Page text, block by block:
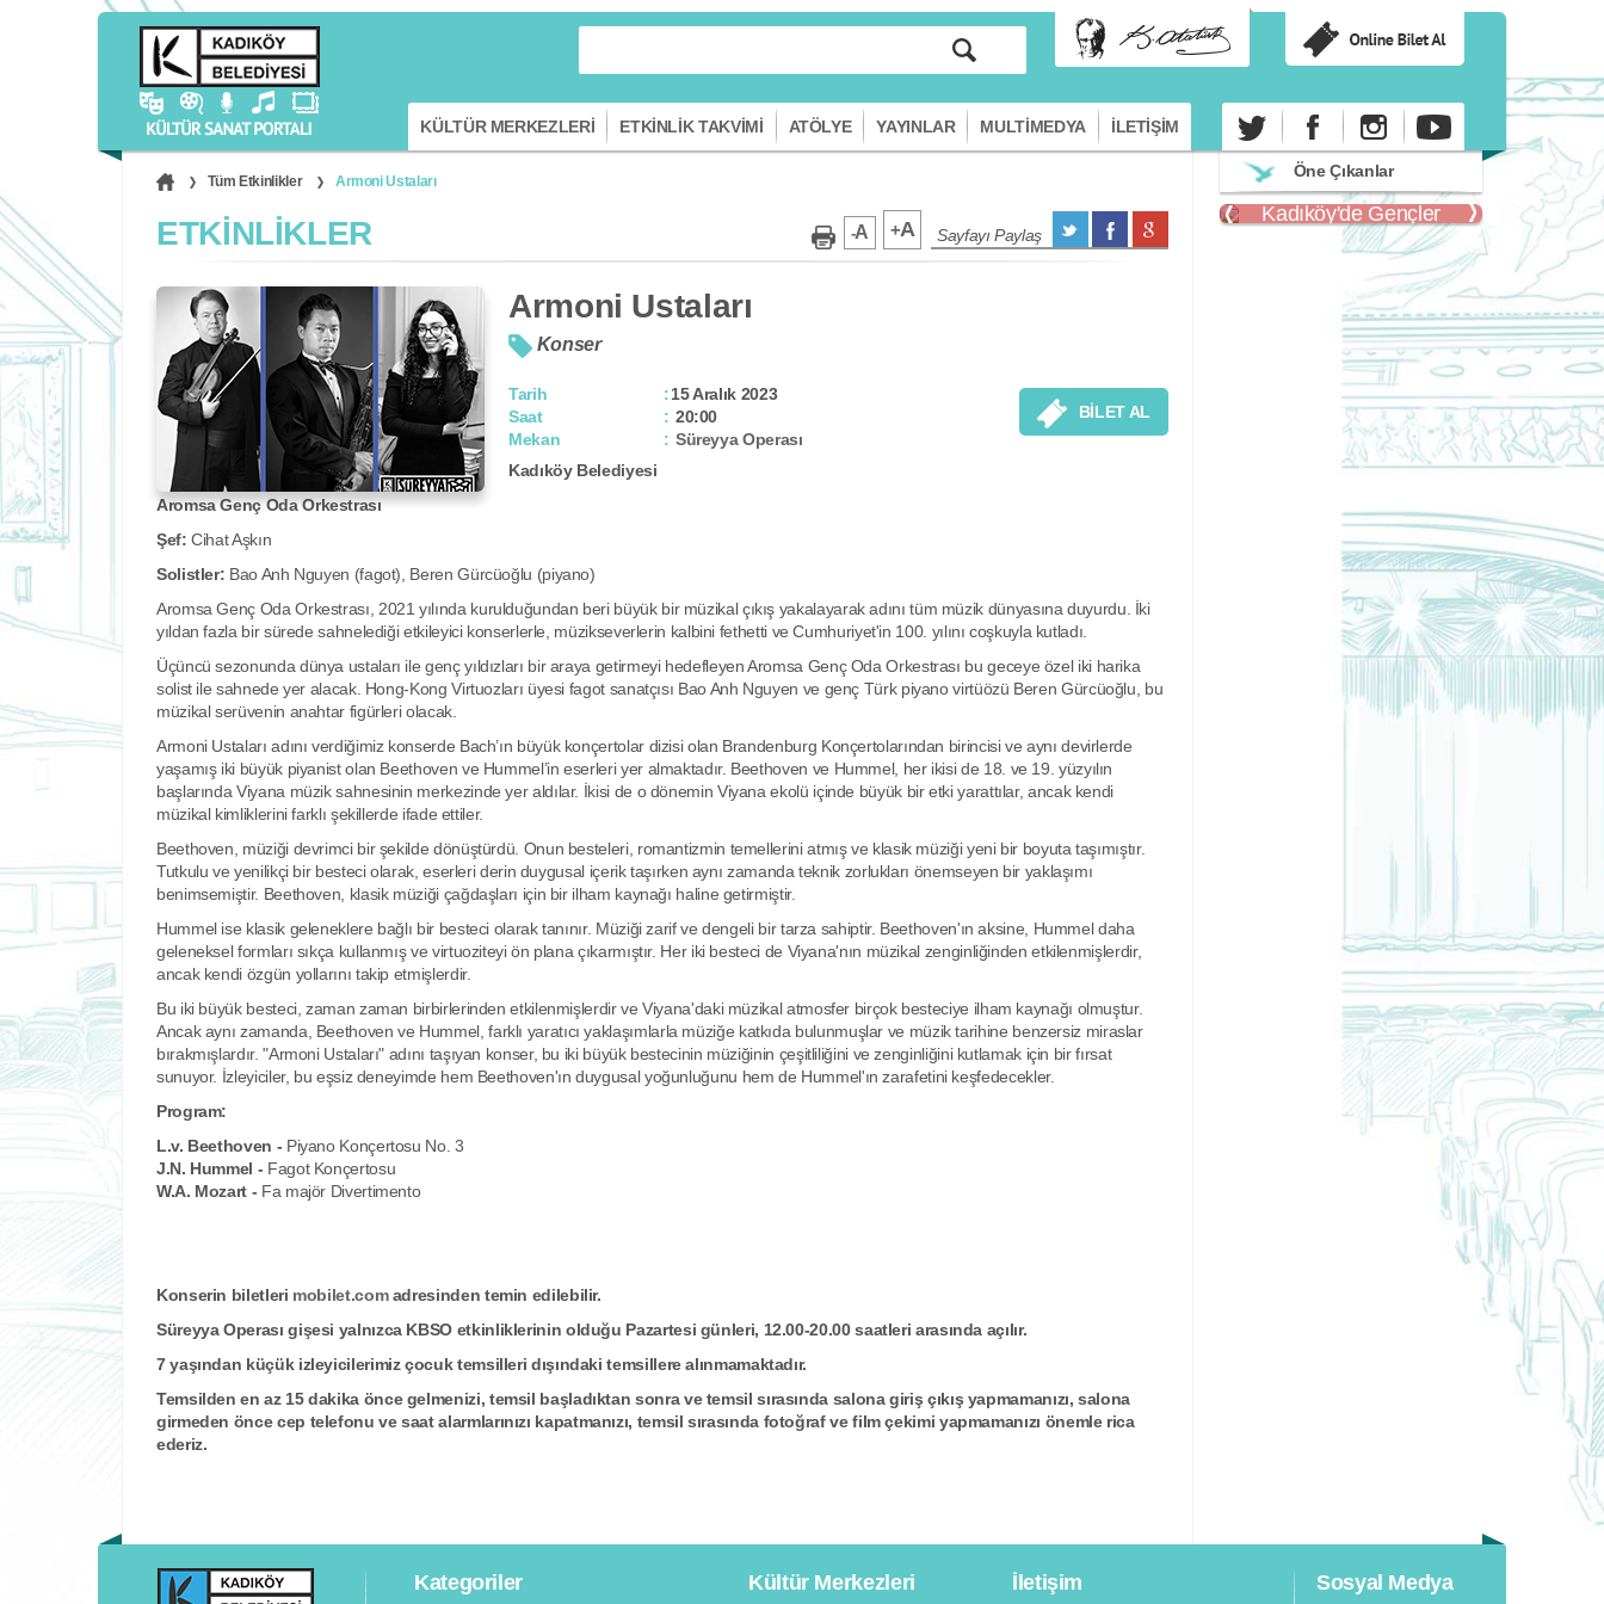
KÜLTÜR MERKEZLERİ ETKİNLİK TAKVİMİ ATÖLYE YAYINLAR MULTİMEDYA İLETİŞİM
Tüm Etkinlikler Armoni Ustaları
-A +A Sayfayı Paylaş
ETKİNLİKLER
Armoni Ustaları
Konser
BİLET AL
Tarih
15 Aralık 2023
Saat
20:00
Mekan
Süreyya Operası
Kadıköy Belediyesi
Aromsa Genç Oda Orkestrası
Şef:Cihat Aşkın
Solistler: Bao Anh Nguyen (fagot), Beren Gürcüoğlu (piyano)
Aromsa Genç Oda Orkestrası, 2021 yılında kurulduğundan beri büyük bir müzikal çıkış yakalayarak adını tüm müzik dünyasına duyurdu. İki
yıldan fazla bir sürede sahnelediği etkileyici konserlerle, müzikseverlerin kalbini fethetti ve Cumhuriyet'in 100. yılını coşkuyla kutladı.
Üçüncü sezonunda dünya ustaları ile genç yıldızları bir araya getirmeyi hedefleyen Aromsa Genç Oda Orkestrası bu geceye özel iki harika
solist ile sahnede yer alacak. Hong-Kong Virtuozları üyesi fagot sanatçısı Bao Anh Nguyen ve genç Türk piyano virtüözü Beren Gürcüoğlu, bu
müzikal serüvenin anahtar figürleri olacak.
Armoni Ustaları adını verdiğimiz konserde Bach’ın büyük konçertolar dizisi olan Brandenburg Konçertolarından birincisi ve aynı devirlerde
yaşamış iki büyük piyanist olan Beethoven ve Hummel’in eserleri yer almaktadır. Beethoven ve Hummel, her ikisi de 18. ve 19. yüzyılın
başlarında Viyana müzik sahnesinin merkezinde yer aldılar. İkisi de o dönemin Viyana ekolü içinde büyük bir etki yarattılar, ancak kendi
müzikal kimliklerini farklı şekillerde ifade ettiler.
Beethoven, müziği devrimci bir şekilde dönüştürdü. Onun besteleri, romantizmin temellerini atmış ve klasik müziği yeni bir boyuta taşımıştır.
Tutkulu ve yenilikçi bir besteci olarak, eserleri derin duygusal içerik taşırken aynı zamanda teknik zorlukları önemseyen bir yaklaşımı
benimsemiştir. Beethoven, klasik müziği çağdaşları için bir ilham kaynağı haline getirmiştir.
Hummel ise klasik geleneklere bağlı bir besteci olarak tanınır. Müziği zarif ve dengeli bir tarza sahiptir. Beethoven'ın aksine, Hummel daha
geleneksel formları sıkça kullanmış ve virtuoziteyi ön plana çıkarmıştır. Her iki besteci de Viyana'nın müzikal zenginliğinden etkilenmişlerdir,
ancak kendi özgün yollarını takip etmişlerdir.
Bu iki büyük besteci, zaman zaman birbirlerinden etkilenmişlerdir ve Viyana'daki müzikal atmosfer birçok besteciye ilham kaynağı olmuştur.
Ancak aynı zamanda, Beethoven ve Hummel, farklı yaratıcı yaklaşımlarla müziğe katkıda bulunmuşlar ve müzik tarihine benzersiz miraslar
bırakmışlardır. "Armoni Ustaları" adını taşıyan konser, bu iki büyük bestecinin müziğinin çeşitliliğini ve zenginliğini kutlamak için bir fırsat
sunuyor. İzleyiciler, bu eşsiz deneyimde hem Beethoven'ın duygusal yoğunluğunu hem de Hummel'ın zarafetini keşfedecekler.
Program:
L.v. Beethoven - Piyano Konçertosu No. 3
J.N. Hummel - Fagot Konçertosu
W.A. Mozart - Fa majör Divertimento
Konserin biletleri mobilet.comadresinden temin edilebilir.
Süreyya Operası gişesi yalnızca KBSO etkinliklerinin olduğu Pazartesi günleri, 12.00-20.00 saatleri arasında açılır.
7 yaşından küçük izleyicilerimiz çocuk temsilleri dışındaki temsillere alınmamaktadır.
Temsilden en az 15 dakika önce gelmenizi, temsil başladıktan sonra ve temsil sırasında salona giriş çıkış yapmamanızı, salona
girmeden önce cep telefonu ve saat alarmlarınızı kapatmanızı, temsil sırasında fotoğraf ve film çekimi yapmamanızı önemle rica
ederiz.
Öne Çıkanlar
Kadıköy'de Gençler
Sosyal Medya
Kategoriler Kültür Merkezleri İletişim